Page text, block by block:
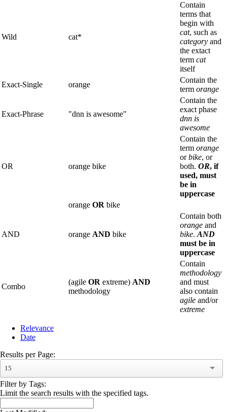
Wild cat*
Contain
terms that
begin with
cat, such as
category and
the extact
term cat
itself
Exact-Single
orange
Contain the
term orange
Exact-Phrase "dnn is awesome"
Contain the
exact phase
dnn is
awesome
OR orange bike
Contain the
term orange
orbike, or
both. OR, if
used, must
be in
uppercase
orange OR bike
AND orange AND bike
Contain both
orange and
bike. AND
must be in
uppercase
Combo
(agile OR extreme) AND
methodology
Contain
methodology
and must
also contain
agile and/or
extreme
Relevance
Date
Results per Page:
15
Filter by Tags:
Limit the search results with the specified tags.